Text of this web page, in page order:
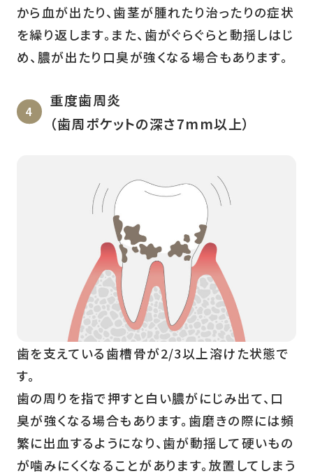
から血が出たり、歯茎が腫れたり治ったりの症状
を繰り返します。また、歯がぐらぐらと動揺しはじ
め、膿が出たり口臭が強くなる場合もあります。
重度歯周炎
（歯周ポケットの深さ7mm以上）
歯を支えている歯槽骨が2/3以上溶けた状態で
す。
歯の周りを指で押すと白い膿がにじみ出て、口
臭が強くなる場合もあります。歯磨きの際には頻
繁に出血するようになり、歯が動揺して硬いもの
が噛みにくくなることがあります。放置してしまう